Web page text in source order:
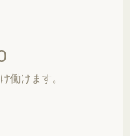
働けます。